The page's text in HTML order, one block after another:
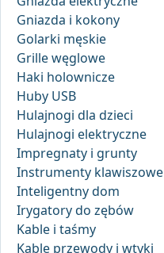
Gniazda i kokony
Golarki męskie
Grille węglowe
Haki holownicze
Huby USB
Hulajnogi dla dzieci
Hulajnogi elektryczne
Impregnaty i grunty
Instrumenty klawiszowe
Inteligentny dom
Irygatory do zębów
Kable i taśmy
Kable przewody i wtyki